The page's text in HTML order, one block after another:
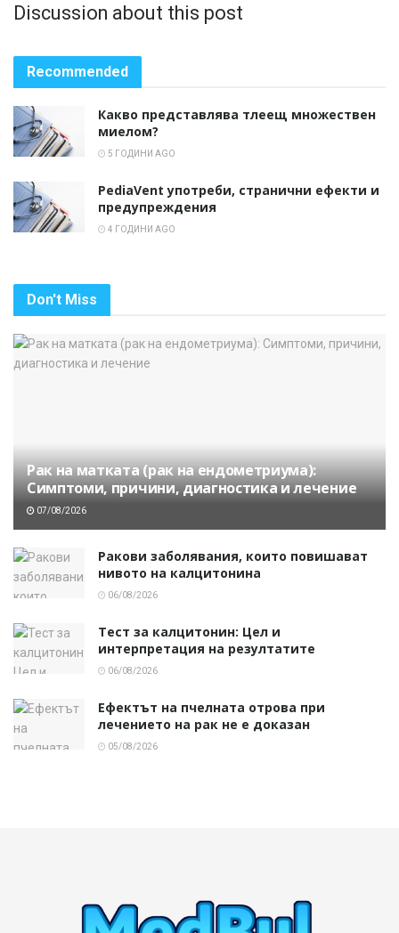
Discussion about this post
Recommended
Какво представлява тлеещ множествен
миелом?
5 ГОДИНИ AGO
PediaVent употреби, странични ефекти и
предупреждения
4 ГОДИНИ AGO
Don't Miss
Рак на матката (рак на ендометриума):
Симптоми, причини, диагностика и лечение
07/08/2026
Ракови заболявания, които повишават
нивото на калцитонина
06/08/2026
Тест за калцитонин: Цел и
интерпретация на резултатите
06/08/2026
Ефектът на пчелната отрова при
лечението на рак не е доказан
05/08/2026